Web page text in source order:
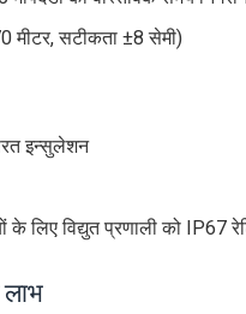
मीटर, सटीकता ±8 सेमी)
इन्सुलेशन
के लिए विद्युत प्रणाली को IP67
लाभ